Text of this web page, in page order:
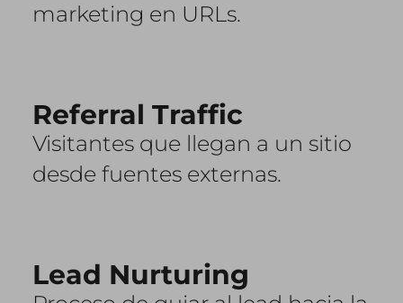
marketing en URLs.
Referral Traffic
Visitantes que llegan a un sitio
desde fuentes externas.
Lead Nurturing